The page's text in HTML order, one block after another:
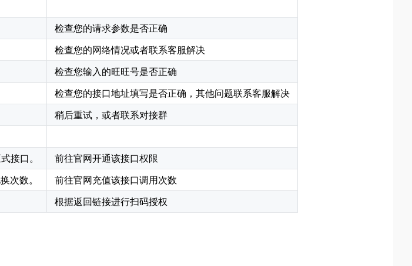
检查您的请求参数是否正确
检查您的网络情况或者联系客服解决
检查您输入的旺旺号是否正确
检查您的接口地址填写是否正确，其他问题联系客服解决
稍后重试，或者联系对接群
接口。
前往官网开通该接口权限
次数。
前往官网充值该接口调用次数
根据返回链接进行扫码授权